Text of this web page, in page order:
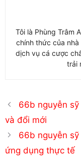
Tôi là Phùng Trâm
chính thức của
dịch vụ cá cược
trải
66b nguyễn
và đổi mới
66b nguyễn
ứng dụng thực tế